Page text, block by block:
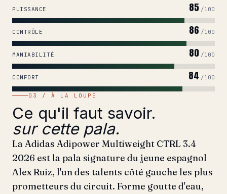
PUISSANCE 85 /100
CONTRÔLE 86 /100
MANIABILITÉ 80 /100
CONFORT 84 /100
03 / À LA LOUPE
Ce qu'il faut savoir.
sur cette pala.
La Adidas Adipower Multiweight CTRL 3.4
2026 est la pala signature du jeune espagnol
Alex Ruiz, l'un des talents côté gauche les plus
prometteurs du circuit. Forme goutte d'eau,